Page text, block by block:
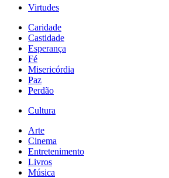
Virtudes
Caridade
Castidade
Esperança
Fé
Misericórdia
Paz
Perdão
Cultura
Arte
Cinema
Entretenimento
Livros
Música